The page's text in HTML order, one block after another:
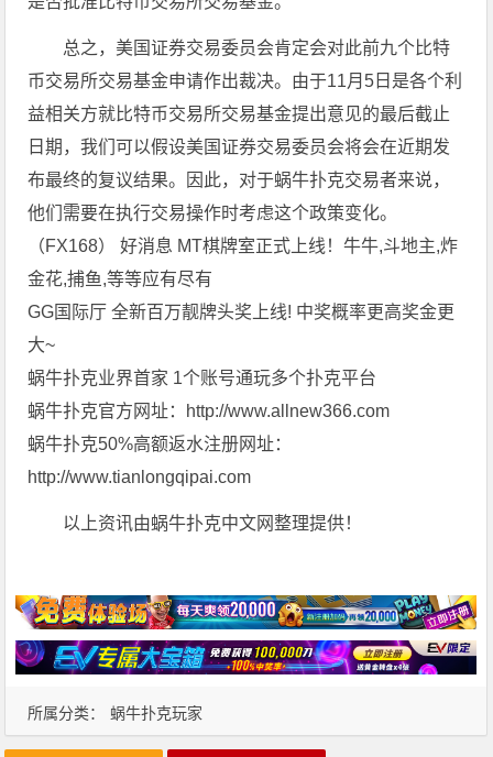
所属分类： 蜗牛扑克玩家
总之，美国证券交易委员会肯定会对此前九个比特
币交易所交易基金申请作出裁决。由于11月5日是各个利
益相关方就比特币交易所交易基金提出意见的最后截止
日期，我们可以假设美国证券交易委员会将会在近期发
布最终的复议结果。因此，对于蜗牛扑克交易者来说，
他们需要在执行交易操作时考虑这个政策变化。
（FX168） 好消息 MT棋牌室正式上线！牛牛,斗地主,炸
金花,捕鱼,等等应有尽有
GG国际厅 全新百万靓牌头奖上线! 中奖概率更高奖金更
大~
蜗牛扑克业界首家 1个账号通玩多个扑克平台
蜗牛扑克官方网址：http://www.allnew366.com
蜗牛扑克50%高额返水注册网址：
http://www.tianlongqipai.com
以上资讯由蜗牛扑克中文网整理提供！